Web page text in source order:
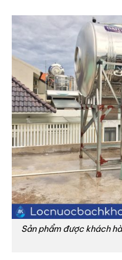
Sản phẩm được khách